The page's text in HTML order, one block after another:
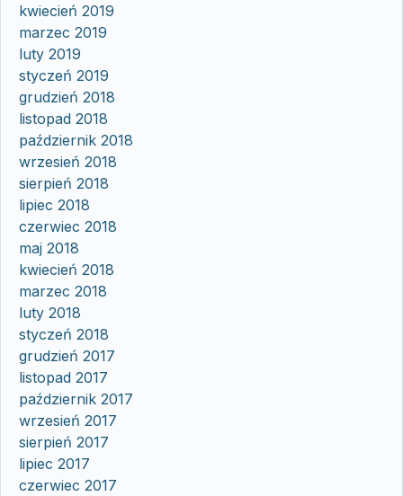
kwiecień 2019
marzec 2019
luty 2019
styczeń 2019
grudzień 2018
listopad 2018
październik 2018
wrzesień 2018
sierpień 2018
lipiec 2018
czerwiec 2018
maj 2018
kwiecień 2018
marzec 2018
luty 2018
styczeń 2018
grudzień 2017
listopad 2017
październik 2017
wrzesień 2017
sierpień 2017
lipiec 2017
czerwiec 2017